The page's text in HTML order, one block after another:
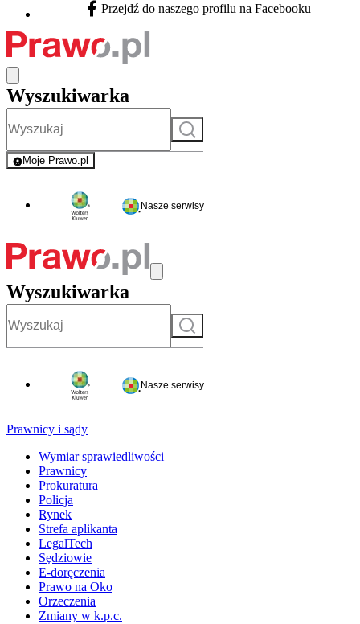
Facebook - otwiera się w nowej karcie
Przejdź do naszego profilu na Facebooku
Wyszukiwarka
Szukaj
Moje Prawo.pl
- rejestracja i logowanie do serwisu
Nasze serwisy
Wyszukiwarka
Szukaj
Nasze serwisy
Prawnicy i sądy
Wymiar sprawiedliwości
Prawnicy
Prokuratura
Policja
Rynek
Strefa aplikanta
LegalTech
Sędziowie
E-doręczenia
Prawo na Oko
Orzeczenia
Zmiany w k.p.c.